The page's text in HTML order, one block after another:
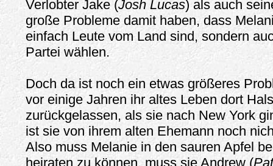
Verlobter Jake (Josh Lucas) als auch
große Probleme damit haben, dass
einfach Leute vom Land sind, sondern
Partei wählen.
Doch da ist noch ein etwas größeres
vor einige Jahren ihr altes Leben dort
zurückgelassen, als sie nach New York
ist sie von ihrem alten Ehemann noch
Also muss Melanie in den sauren Apfel
heiraten zu können, muss sie Andrew (